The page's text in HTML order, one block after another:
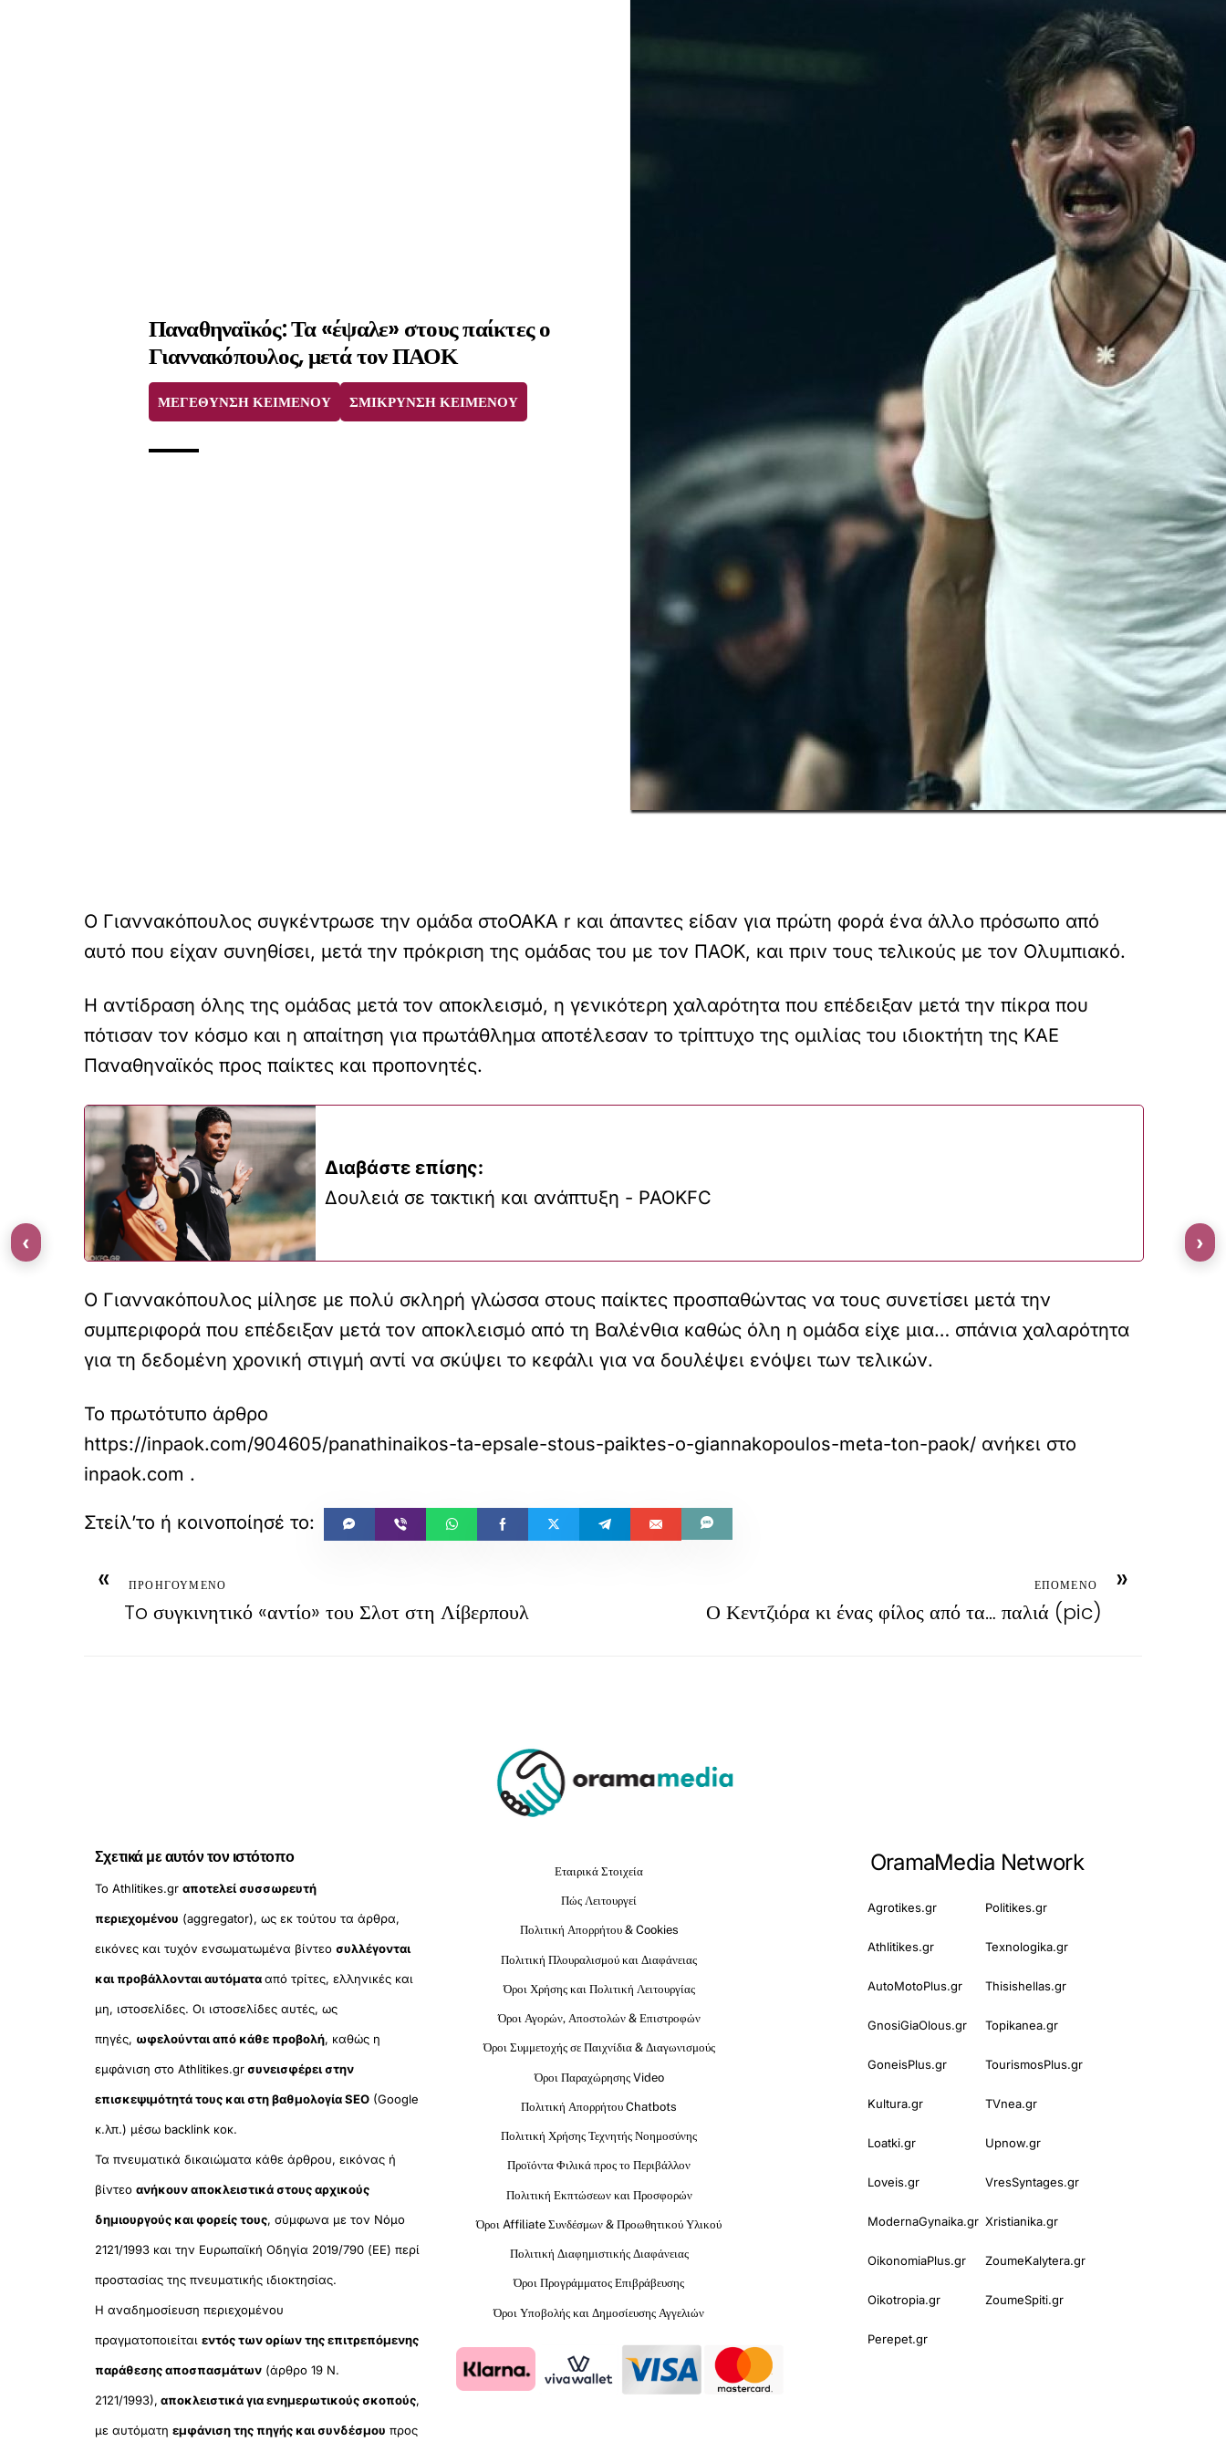
Παναθηναϊκός: Τα «έψαλε» στους παίκτες ο
Γιαννακόπουλος, μετά τον ΠΑΟΚ
ΜΕΓΕΘΥΝΣΗ ΚΕΙΜΕΝΟΥ ΣΜΙΚΡΥΝΣΗ ΚΕΙΜΕΝΟΥ
Ο Γιαννακόπουλος συγκέντρωσε την ομάδα στοOAKA r και άπαντες είδαν για πρώτη φορά ένα άλλο πρόσωπο από
αυτό που είχαν συνηθίσει, μετά την πρόκριση της ομάδας του με τον ΠΑΟΚ, και πριν τους τελικούς με τον Ολυμπιακό.
Η αντίδραση όλης της ομάδας μετά τον αποκλεισμό, η γενικότερη χαλαρότητα που επέδειξαν μετά την πίκρα που
πότισαν τον κόσμο και η απαίτηση για πρωτάθλημα αποτέλεσαν το τρίπτυχο της ομιλίας του ιδιοκτήτη της ΚΑΕ
Παναθηναϊκός προς παίκτες και προπονητές.
Διαβάστε επίσης:
Δουλειά σε τακτική και ανάπτυξη - PAOKFC
Ο Γιαννακόπουλος μίλησε με πολύ σκληρή γλώσσα στους παίκτες προσπαθώντας να τους συνετίσει μετά την
συμπεριφορά που επέδειξαν μετά τον αποκλεισμό από τη Βαλένθια καθώς όλη η ομάδα είχε μια… σπάνια χαλαρότητα
για τη δεδομένη χρονική στιγμή αντί να σκύψει το κεφάλι για να δουλέψει ενόψει των τελικών.
Το πρωτότυπο άρθρο
https://inpaok.com/904605/panathinaikos-ta-epsale-stous-paiktes-o-giannakopoulos-meta-ton-paok/ ανήκει στο
inpaok.com .
« ΠΡΟΗΓΟΥΜΕΝΟ
To συγκινητικό «αντίο» του Σλοτ στη Λίβερπουλ
»
ΕΠΟΜΕΝΟ
Ο Κεντζιόρα κι ένας φίλος από τα… παλιά (pic)
Σχετικά με αυτόν τον ιστότοπο
Το Athlitikes.gr αποτελεί συσσωρευτή
περιεχομένου (aggregator), ως εκ τούτου τα άρθρα,
εικόνες και τυχόν ενσωματωμένα βίντεο συλλέγονται
και προβάλλονται αυτόματααπό τρίτες, ελληνικές και
μη, ιστοσελίδες. Οι ιστοσελίδες αυτές, ως
πηγές, ωφελούνται από κάθε προβολή, καθώς η
εμφάνιση στο Athlitikes.grσυνεισφέρει στην
επισκεψιμότητά τους και στη βαθμολογία SEO(Google
κ.λπ.) μέσω backlink κοκ.
Τα πνευματικά δικαιώματα κάθε άρθρου, εικόνας ή
βίντεο ανήκουν αποκλειστικά στους αρχικούς
δημιουργούς και φορείς τους, σύμφωνα με τον Νόμο
2121/1993 και την Ευρωπαϊκή Οδηγία 2019/790 (ΕΕ) περί
προστασίας της πνευματικής ιδιοκτησίας.
Η αναδημοσίευση περιεχομένου
πραγματοποιείται εντός των ορίων της επιτρεπόμενης
παράθεσης αποσπασμάτων(άρθρο 19 Ν.
2121/1993), αποκλειστικά για ενημερωτικούς σκοπούς,
με αυτόματη εμφάνιση της πηγής και συνδέσμου προς
Εταιρικά Στοιχεία
Πώς Λειτουργεί
Πολιτική Απορρήτου & Cookies
Πολιτική Πλουραλισμού και Διαφάνειας
Όροι Χρήσης και Πολιτική Λειτουργίας
Όροι Αγορών, Αποστολών & Επιστροφών
Όροι Συμμετοχής σε Παιχνίδια & Διαγωνισμούς
Όροι Παραχώρησης Video
Πολιτική Απορρήτου Chatbots
Πολιτική Χρήσης Τεχνητής Νοημοσύνης
Προϊόντα Φιλικά προς το Περιβάλλον
Πολιτική Εκπτώσεων και Προσφορών
Όροι Affiliate Συνδέσμων & Προωθητικού Υλικού
Πολιτική Διαφημιστικής Διαφάνειας
Όροι Προγράμματος Επιβράβευσης
Όροι Υποβολής και Δημοσίευσης Αγγελιών
OramaMedia Network
Agrotikes.gr Politikes.gr
Athlitikes.gr Texnologika.gr
AutoMotoPlus.gr Thisishellas.gr
GnosiGiaOlous.gr Topikanea.gr
GoneisPlus.gr TourismosPlus.gr
Kultura.gr TVnea.gr
Loatki.gr Upnow.gr
Loveis.gr VresSyntages.gr
ModernaGynaika.gr Xristianika.gr
OikonomiaPlus.gr ZoumeKalytera.gr
Oikotropia.gr ZoumeSpiti.gr
Perepet.gr
‹ ›